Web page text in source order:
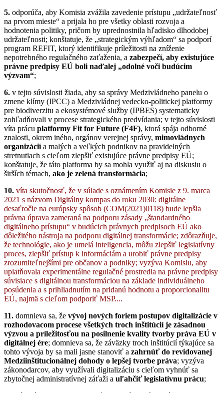
5. odporúča, aby Komisia zvážila zavedenie prístupu „udržateľnosť
na prvom mieste“ a prijala ho pre všetky oblasti rozvoja a
hodnotenia politiky, pričom by uprednostnila hľadisko dlhodobej
udržateľnosti; konštatuje, že „strategickým výhľadom“ sa podporí
program REFIT, ktorý identifikuje príležitosti na zníženie
nepotrebného regulačného zaťaženia, a zabezpečí, aby existujúce
právne predpisy EÚ boli naďalej „odolné voči budúcim
výzvam“;
6. v tejto súvislosti žiada, aby sa správy Medzivládneho panelu o
zmene klímy (IPCC) a Medzivládnej vedecko-politickej platformy
pre biodiverzitu a ekosystémové služby (IPBES) systematicky
zohľadňovali v procese strategického predvídania; v tejto súvislosti
víta prácu platformy Fit for Future (F4F), ktorá spája odborné
znalosti, okrem iného, orgánov verejnej správy, mimovládnych
organizáciía malých a veľkých podnikov na pravidelných
stretnutiach s cieľom zlepšiť existujúce právne predpisy EÚ;
konštatuje, že táto platforma by sa mohla využiť aj na diskusiu o
širších témach, ako je zelená transformácia;
10. víta skutočnosť, že v súlade s oznámením Komisie z 9. marca
2021 s názvom Digitálny kompas do roku 2030: digitálne
desaťročie na európsky spôsob (COM(2021)0118) bude lepšia
právna úprava zameraná na podporu zásady „štandardného
digitálneho prístupu“ v budúcich právnych predpisoch EÚ ako
dôležitého nástroja na podporu digitálnej transformácie; zdôrazňuje,
že technológie, ako je umelá inteligencia, môžu zlepšiť legislatívny
proces, zlepšiť prístup k informáciám a urobiť právne predpisy
zrozumiteľnejšími pre občanov a podniky; vyzýva Komisiu, aby
uplatňovala experimentálne regulačné prostredia na právne predpisy
súvisiace s digitálnou transformáciou na základe individuálneho
posúdenia a s prihliadnutím na pridanú hodnotu a proporcionalitu
EÚ, najmä s cieľom podporiť MSP....
11. domnieva sa, že vývoj nových foriem postupov digitalizácie v
rozhodovacom procese všetkých troch inštitúcií je zásadnou
výzvou a príležitosťou na posilnenie kvality tvorby práva EÚ v
digitálnej ére; domnieva sa, že záväzky troch inštitúcií týkajúce sa
tohto vývoja by sa mali jasne stanoviť a zahrnúť do revidovanej
Medziinštitucionálnej dohody o lepšej tvorbe práva; vyzýva
zákonodarcov, aby využívali digitalizáciu s cieľom vyhnúť sa
zbytočnej administratívnej záťaži a uľahčiť legislatívnu prácu;